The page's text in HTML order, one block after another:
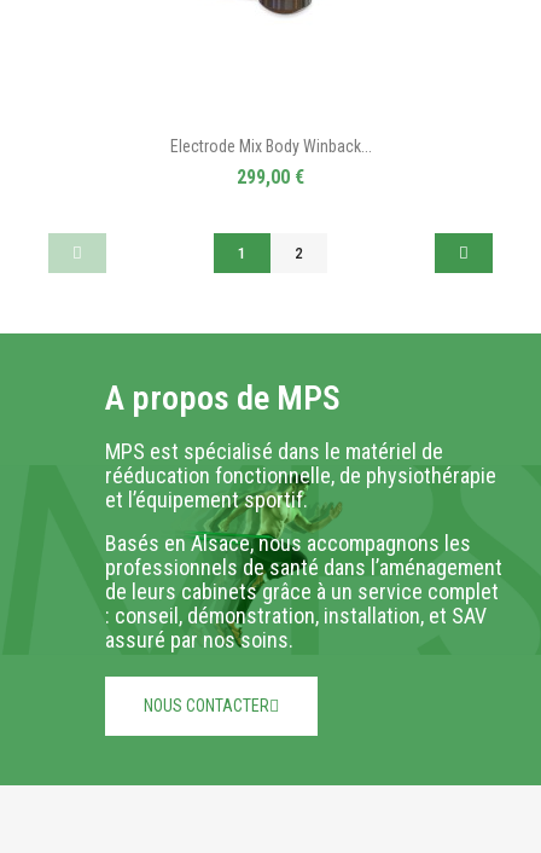
Electrode Mix Body Winback...
299,00 €
1 2
A propos de MPS
MPS est spécialisé dans le matériel de
rééducation fonctionnelle, de physiothérapie
et l’équipement sportif.
Basés en Alsace, nous accompagnons les
professionnels de santé dans l’aménagement
de leurs cabinets grâce à un service complet
: conseil, démonstration, installation, et SAV
assuré par nos soins.
NOUS CONTACTER